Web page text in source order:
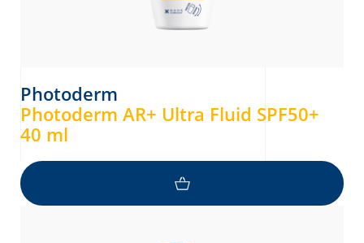
Photoderm
Photoderm AR+ Ultra Fluid SPF50+
40 ml